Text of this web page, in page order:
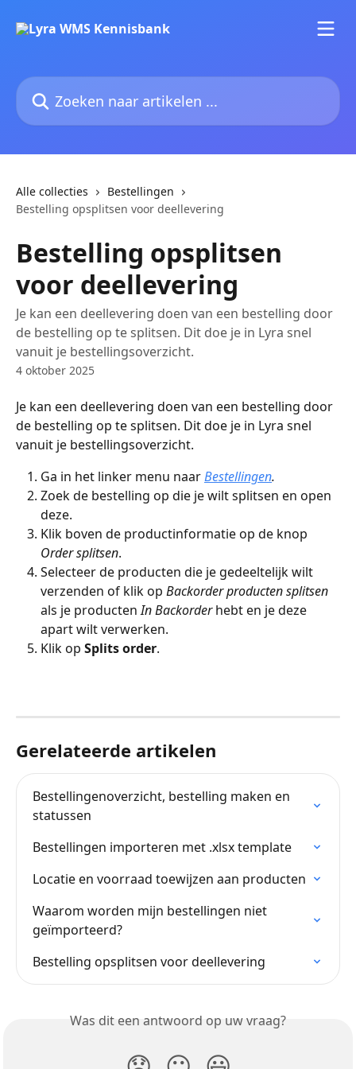
Zoeken naar artikelen ...
Alle collecties
Bestellingen
Bestelling opsplitsen voor deellevering
Bestelling opsplitsen
voor deellevering
Je kan een deellevering doen van een bestelling door
de bestelling op te splitsen. Dit doe je in Lyra snel
vanuit je bestellingsoverzicht.
4 oktober 2025
Je kan een deellevering doen van een bestelling door
de bestelling op te splitsen. Dit doe je in Lyra snel
vanuit je bestellingsoverzicht.
Ga in het linker menu naar Bestellingen.
Zoek de bestelling op die je wilt splitsen en open
deze.
Klik boven de productinformatie op de knop
Order splitsen.
Selecteer de producten die je gedeeltelijk wilt
verzenden of klik op Backorder producten splitsen
als je producten In Backorder hebt en je deze
apart wilt verwerken.
Klik op Splits order.
Gerelateerde artikelen
Bestellingenoverzicht, bestelling maken en
statussen
Bestellingen importeren met .xlsx template
Locatie en voorraad toewijzen aan producten
Waarom worden mijn bestellingen niet
geïmporteerd?
Bestelling opsplitsen voor deellevering
Was dit een antwoord op uw vraag?